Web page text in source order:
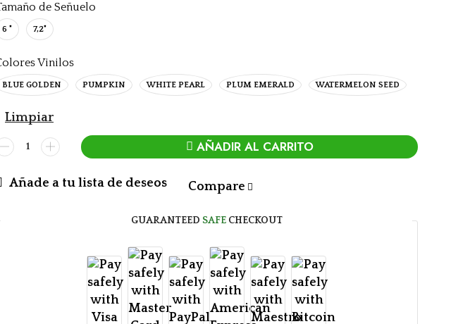
de Señuelo
6 " 7,2"
Vinilos
BLUE GOLDEN PUMPKIN WHITE PEARL PLUM EMERALD WATERMELON SEED
Limpiar
AÑADIR AL CARRITO
Añade a tu lista de deseos Compare
GUARANTEED SAFECHECKOUT